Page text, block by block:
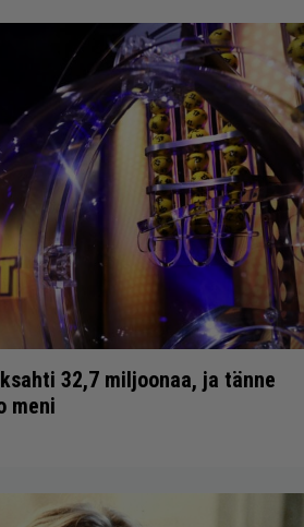
32,7 miljoonaa, ja tänne
meni